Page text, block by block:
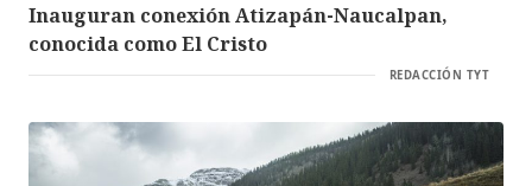
Inauguran conexión Atizapán-Naucalpan,
conocida como El Cristo
REDACCIÓN TYT